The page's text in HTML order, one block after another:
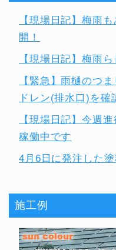
【現場日記】梅雨
開！
【現場日記】梅雨
【緊急】雨樋のつ
ドレン(排水口)を確
【現場日記】今週
稼働中です
4月6日に発注した
施工例